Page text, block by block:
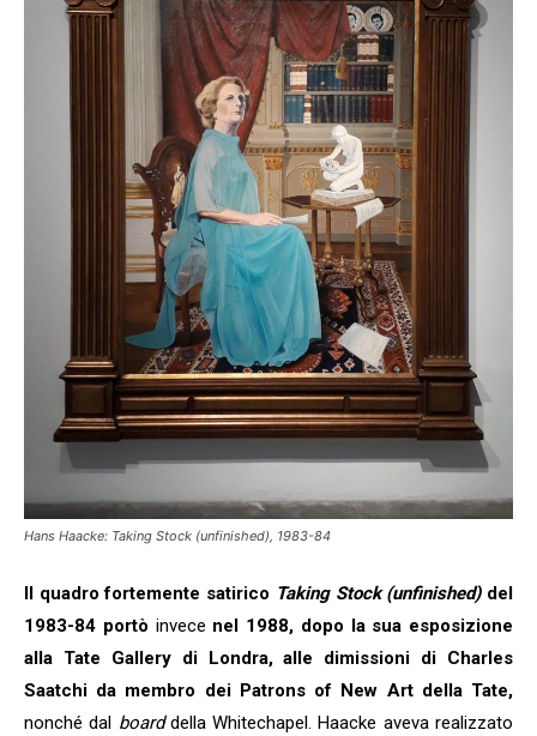
Hans Haacke: Taking Stock (unfinished), 1983-84
Il quadro fortemente satirico Taking Stock (unfinished)del
1983-84 portò invece nel 1988, dopo la sua esposizione
alla Tate Gallery di Londra, alle dimissioni di Charles
Saatchi da membro dei Patrons of New Art della Tate,
nonché dal boarddella Whitechapel. Haacke aveva realizzato